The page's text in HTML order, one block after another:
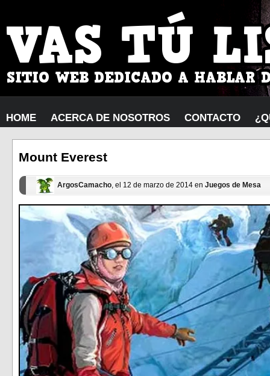
HOME ACERCA DE NOSOTROS CONTACTO
Mount Everest
ArgosCamacho, el 12 de marzo de 2014 en Juegos de Mesa